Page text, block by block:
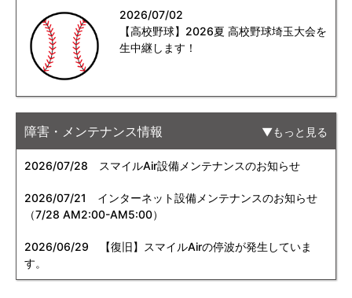
2026/07/02
【高校野球】2026夏 高校野球埼玉大会を
生中継します！
障害・メンテナンス情報 もっと見る
2026/07/28 スマイルAir設備メンテナンスのお知らせ
2026/07/21
インターネット設備メンテナンスのお知らせ
（7/28 AM2:00-AM5:00）
2026/06/29 【復旧】スマイルAirの停波が発生していま
す。